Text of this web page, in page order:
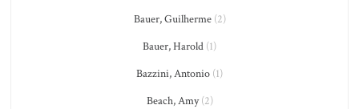
Bauer, Guilherme(2)
Bauer, Harold (1)
Bazzini, Antonio (1)
Beach, Amy(2)